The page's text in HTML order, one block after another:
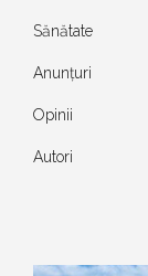
Sănătate
Anunțuri
Opinii
Autori